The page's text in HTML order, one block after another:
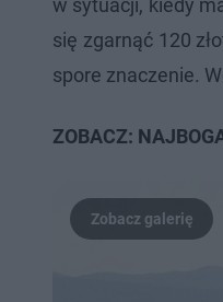
w sytuacji, kiedy
się zgarnąć 120
spore znaczenie.
ZOBACZ: